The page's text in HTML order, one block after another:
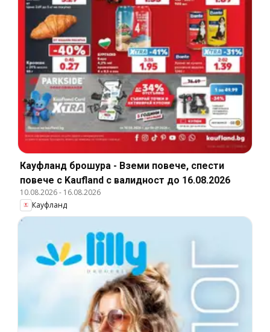
Кауфланд брошура - Вземи повече, спести
повече с Kaufland с валидност до 16.08.2026
10.08.2026- 16.08.2026
Кауфланд